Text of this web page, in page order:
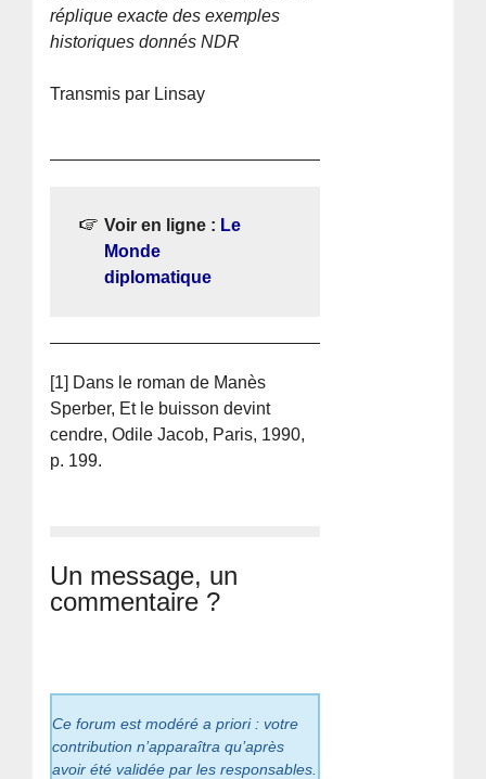
réplique exacte des exemples
historiques donnés NDR
Transmis par Linsay
Voir en ligne : Le
Monde
diplomatique
[1] Dans le roman de Manès
Sperber, Et le buisson devint
cendre, Odile Jacob, Paris, 1990,
p. 199.
Un message, un
commentaire ?
Ce forum est modéré a priori : votre
contribution n’apparaîtra qu’après
avoir été validée par les responsables.